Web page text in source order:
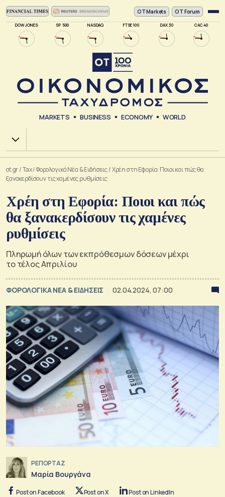
DOW JONES SP 500 NASDAQ FTSE 100 DAX 30 CAC 40
ΟΤ Markets OT Forum
MARKETS BUSINESS ECONOMY WORLD
Χ.Α.
ot.gr/Tax/Φορολογικά Νέα & Eιδήσεις/Χρέη στη Εφορία: Ποιοι και πώς θα
ξανακερδίσουν τις χαμένες ρυθμίσεις
Χρέη στη Εφορία: Ποιοι και πώς
θα ξανακερδίσουν τις χαμένες
ρυθμίσεις
Πληρωμή όλων των εκπρόθεσμων δόσεων μέχρι
το τέλος Απριλίου
ΦΟΡΟΛΟΓΙΚΑ ΝΕΑ & EΙΔΗΣΕΙΣ 02.04.2024, 07:00
ΡΕΠΟΡΤΑΖ
Μαρία Βουργάνα
Post on Facebook Post on X Post on LinkedIn